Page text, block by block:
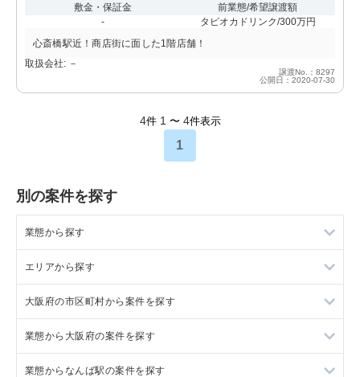
敷金・保証金
-
前業態/希望譲渡額
タピオカドリンク/300万円
心斎橋駅近！商店街に面した1階店舗！
取扱会社: －
譲渡No.：8297
公開日：2020-07-30
4件 1 〜 4件表示
1
別の案件を探す
業態から探す
ラーメンの居抜き売却物件の案件一覧
フランス料理の居抜き売却物件の案件一覧
イタリア料理の居抜き売却物件の案件一覧
中華の居抜き売却物件の案件一覧
エリアから探す
東京23区の飲食店の居抜き売却物件の案件一覧
東京都下の飲食店の居抜き売却物件の案件一覧
千葉県の飲食店の居抜き売却物件の案件一覧
大阪府の市区町村から案件を探す
大阪市北区の飲食店の居抜き売却物件の案件一覧
大阪市中央区の飲食店の居抜き売却物件の案件一覧
業態から大阪府の案件を探す
大阪府のラーメンの居抜き売却物件の案件一覧
業態からなんば駅の案件を探す